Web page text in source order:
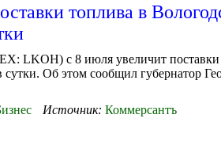
топлива в
LKOH) с 8 июля увеличит поставки
сутки. Об этом сообщил губернатор
Источник: Коммерсантъ